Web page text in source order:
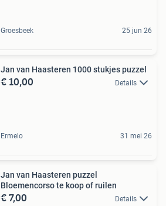
Groesbeek 25 jun 26
Jan van Haasteren 1000 stukjes puzzel
€ 10,00 Details
Ermelo 31 mei 26
Jan van Haasteren puzzel
Bloemencorso te koop of ruilen
€ 7,00 Details